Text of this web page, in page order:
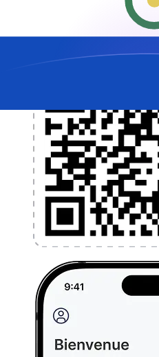
l'application dès aujourd'hui !